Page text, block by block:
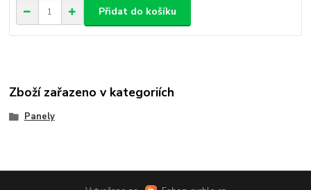
Přidat do košíku
Zboží zařazeno v kategoriích
Panely